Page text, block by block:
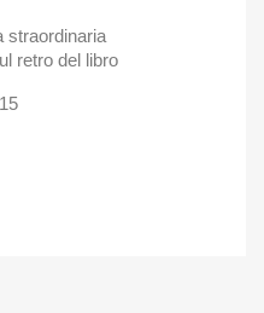
straordinaria
retro del libro